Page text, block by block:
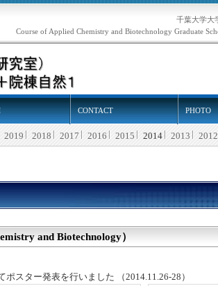
千葉大学大
Course of Applied Chemistry and Biotechnology Graduate
CONTACT PHOTO
2019 2018 2017 2016 2015 2014 2013 2012
and Biotechnology）
スター発表を行いました （2014.11.26-28）